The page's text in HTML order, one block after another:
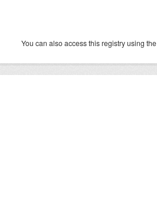
You can also access this registry using the